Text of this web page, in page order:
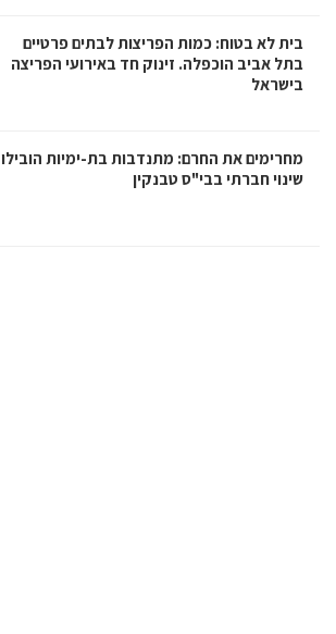
בית לא בטוח: כמות הפריצות לבתים פרטיים
בתל אביב הוכפלה. זינוק חד באירועי הפריצה
בישראל
מחרימים את החרם: מתנדבות בת-ימיות הובילו
שינוי חברתי בבי"ס טבנקין